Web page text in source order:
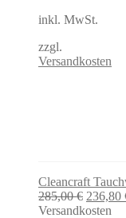
129,90 €
inkl. MwSt.
zzgl.
Versandkosten
Cleancraft
285,00€
Preis
236,80
Versandkosten